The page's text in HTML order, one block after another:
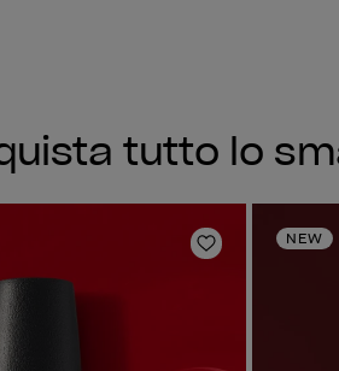
tutto lo
Aggiungi alla
NEW